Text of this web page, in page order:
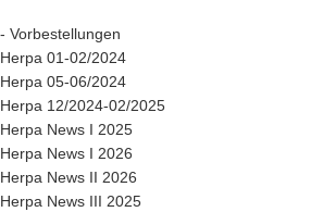
- Vorbestellungen
Herpa 01-02/2024
Herpa 05-06/2024
Herpa 12/2024-02/2025
Herpa News I 2025
Herpa News I 2026
Herpa News II 2026
Herpa News III 2025